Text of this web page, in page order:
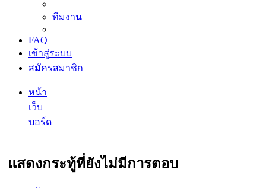
ทีมงาน
FAQ
เข้าสู่ระบบ
สมัครสมาชิก
หน้า
เว็บ
บอร์ด
แสดงกระทู้ที่ยังไม่มีการตอบ